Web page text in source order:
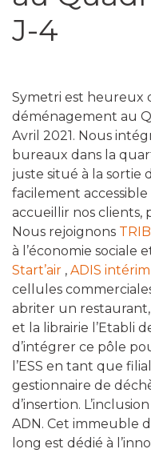
J-4
Symetri est heureux
déménagement au
Avril 2021. Nous
bureaux dans la
juste situé à la sortie
facilement
accueillir nos clients,
Nous rejoignons
à l’économie sociale
Start’air , ADIS intérim
cellules
abriter un
et la librairie l’Etabli
d’intégrer ce pôle
l’ESS en tant que
gestionnaire de
d’insertion.
ADN. Cet immeuble
long est dédié à